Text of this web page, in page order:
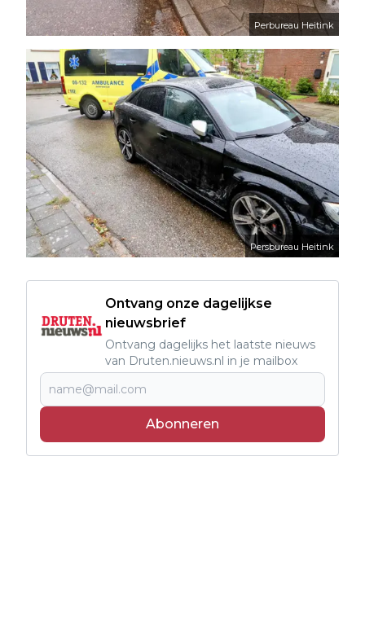
Perbureau Heitink
Persbureau Heitink
Ontvang onze dagelijkse
nieuwsbrief
Ontvang dagelijks het laatste nieuws
van Druten.nieuws.nl in je mailbox
Abonneren